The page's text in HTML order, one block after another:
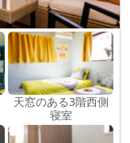
天窓のある3階西側
寝室